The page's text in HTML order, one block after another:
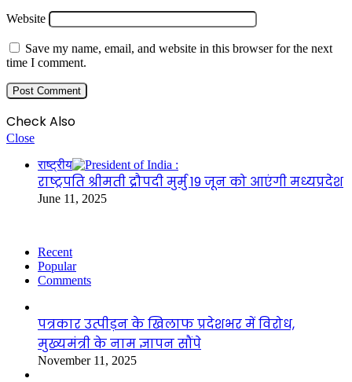
Website
Save my name, email, and website in this browser for the next
time I comment.
Check Also
Close
राष्ट्रीय
राष्ट्रपति श्रीमती द्रौपदी मुर्मु 19 जून को आएंगी मध्यप्रदेश
June 11, 2025
Recent
Popular
Comments
पत्रकार उत्पीड़न के खिलाफ प्रदेशभर में विरोध,
मुख्यमंत्री के नाम ज्ञापन सौंपे
November 11, 2025